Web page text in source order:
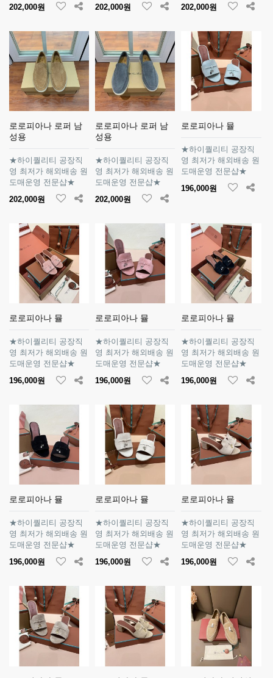
202,000원
202,000원
202,000원
로로피아나 로퍼 남
성용
★하이퀄리티 공장직
영 최저가 해외배송 원
도매운영 전문샵★
202,000원
로로피아나 로퍼 남
성용
★하이퀄리티 공장직
영 최저가 해외배송 원
도매운영 전문샵★
202,000원
로로피아나 뮬
★하이퀄리티 공장직
영 최저가 해외배송 원
도매운영 전문샵★
196,000원
로로피아나 뮬
★하이퀄리티 공장직
영 최저가 해외배송 원
도매운영 전문샵★
196,000원
로로피아나 뮬
★하이퀄리티 공장직
영 최저가 해외배송 원
도매운영 전문샵★
196,000원
로로피아나 뮬
★하이퀄리티 공장직
영 최저가 해외배송 원
도매운영 전문샵★
196,000원
로로피아나 뮬
★하이퀄리티 공장직
영 최저가 해외배송 원
도매운영 전문샵★
196,000원
로로피아나 뮬
★하이퀄리티 공장직
영 최저가 해외배송 원
도매운영 전문샵★
196,000원
로로피아나 뮬
★하이퀄리티 공장직
영 최저가 해외배송 원
도매운영 전문샵★
196,000원